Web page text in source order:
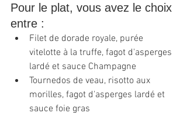
Pour le plat, vous avez le choix
entre :
Filet de dorade royale, purée
vitelotte à la truffe, fagot d'asperges
lardé et sauce Champagne
Tournedos de veau, risotto aux
morilles, fagot d'asperges lardé et
sauce foie gras